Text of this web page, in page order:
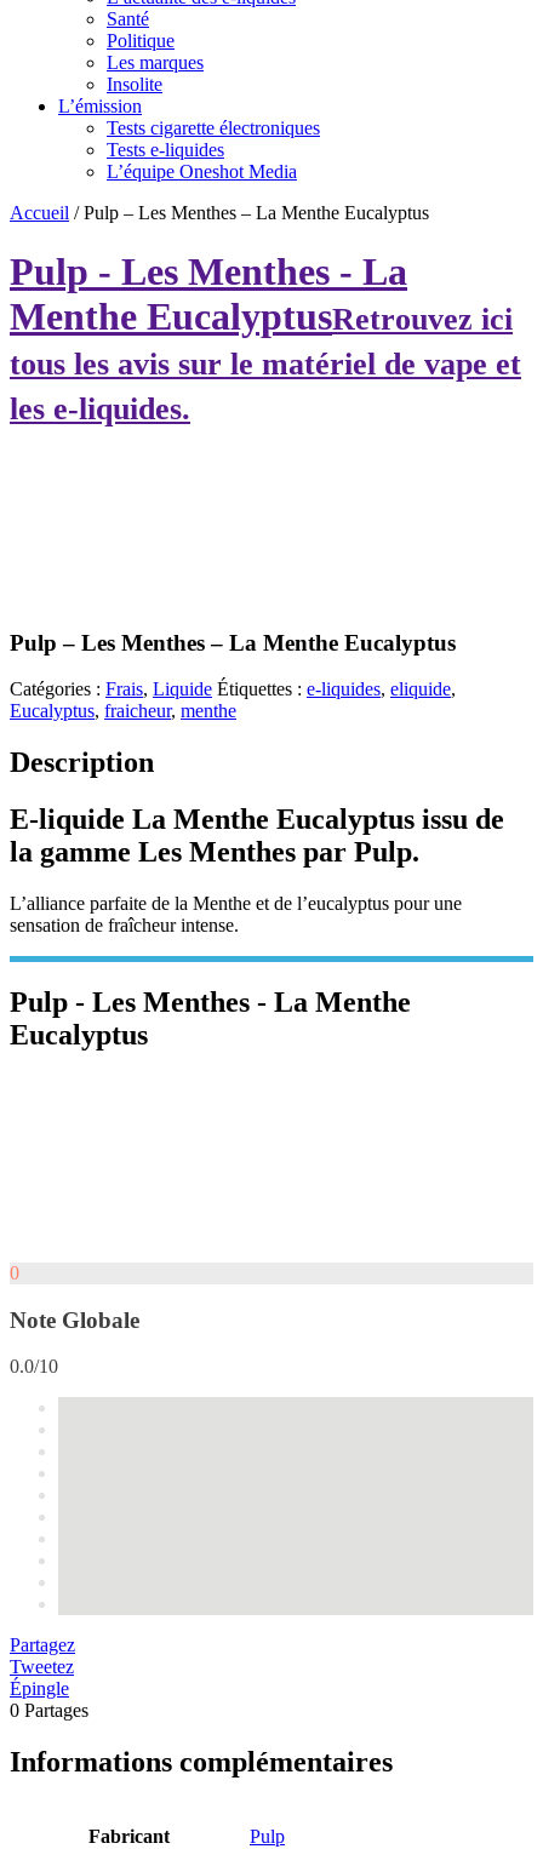
Santé
Politique
Les marques
Insolite
L’émission
Tests cigarette électroniques
Tests e-liquides
L’équipe Oneshot Media
Accueil /Pulp – Les Menthes – La Menthe Eucalyptus
Pulp - Les Menthes - La
Menthe EucalyptusRetrouvez ici
tous les avis sur le matériel de vape et
les e-liquides.
Pulp – Les Menthes – La Menthe Eucalyptus
Catégories : Frais, Liquide Étiquettes : e-liquides, eliquide,
Eucalyptus, fraicheur, menthe
Description
E-liquide La Menthe Eucalyptus issu de
la gamme Les Menthes par Pulp.
L’alliance parfaite de la Menthe et de l’eucalyptus pour une
sensation de fraîcheur intense.
Pulp - Les Menthes - La Menthe
Eucalyptus
0
Note Globale
0.0/10
Partagez
Tweetez
Épingle
0 Partages
Informations complémentaires
Fabricant Pulp